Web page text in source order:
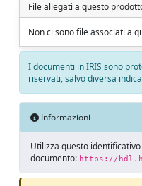
File allegati a questo
Non ci sono file associati a
I documenti in IRIS sono
riservati, salvo diversa
Informazioni
Utilizza questo
documento: https://